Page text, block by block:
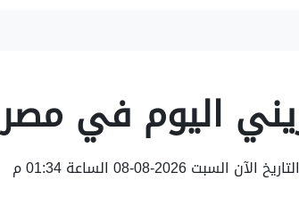
اليوم في
التاريخ الآن السبت 2026-08-08 الساعة 01:34 م